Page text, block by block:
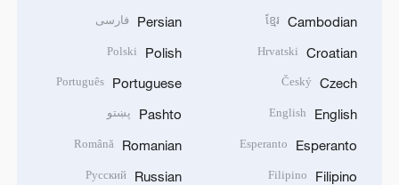
Cambodian
ខ្មែរ
Croatian
Hrvatski
Czech
Český
English
English
Esperanto
Esperanto
Filipino
Filipino
Persian فارسی
Polish
Polski
Portuguese
Português
Pashto پښتو
Romanian
Română
Russian
Русский